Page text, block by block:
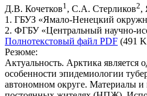
Д.В. Кочетков1 , С.А. Стерликов2,
1. ГБУЗ «Ямало-Ненецкий
2. ФГБУ «Центральный научно-
Полнотекстовый файл PDF (491
Резюме:
Актуальность. Арктика является
особенности эпидемиологии
автономном округе. Материалы и